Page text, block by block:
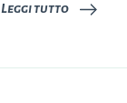
Leggi tutto